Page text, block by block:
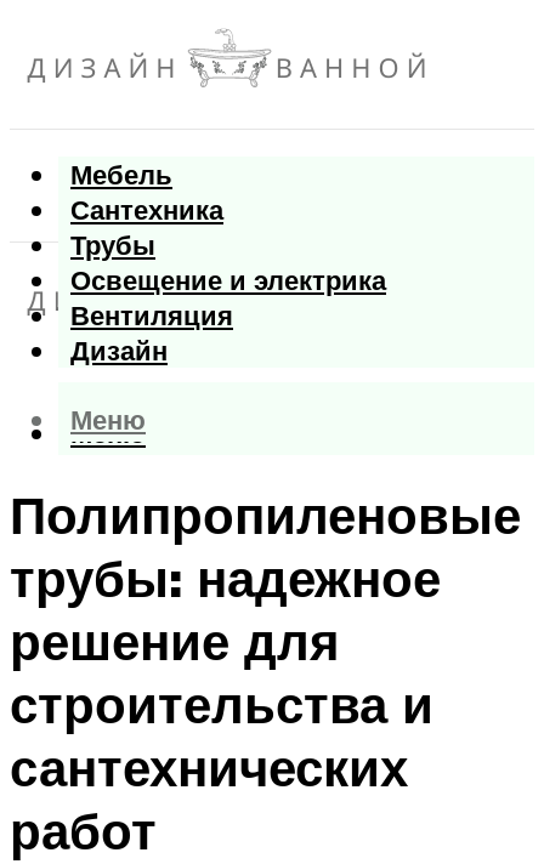
Мебель
Сантехника
Трубы
Освещение и электрика
Вентиляция
Дизайн
Меню
Меню
Полипропиленовые
трубы: надежное
решение для
строительства и
сантехнических
работ